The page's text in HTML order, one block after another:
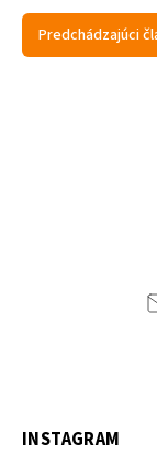
Predchádzajúci
INSTAGRAM